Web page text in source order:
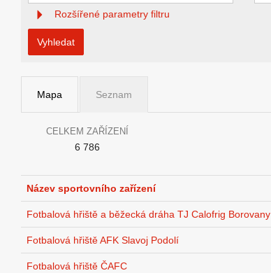
Rozšířené parametry filtru
Vyhledat
Mapa Seznam
CELKEM ZAŘÍZENÍ
6 786
Název sportovního zařízení
Fotbalová hřiště a běžecká dráha TJ Calofrig Borovany
Fotbalová hřiště AFK Slavoj Podolí
Fotbalová hřiště ČAFC